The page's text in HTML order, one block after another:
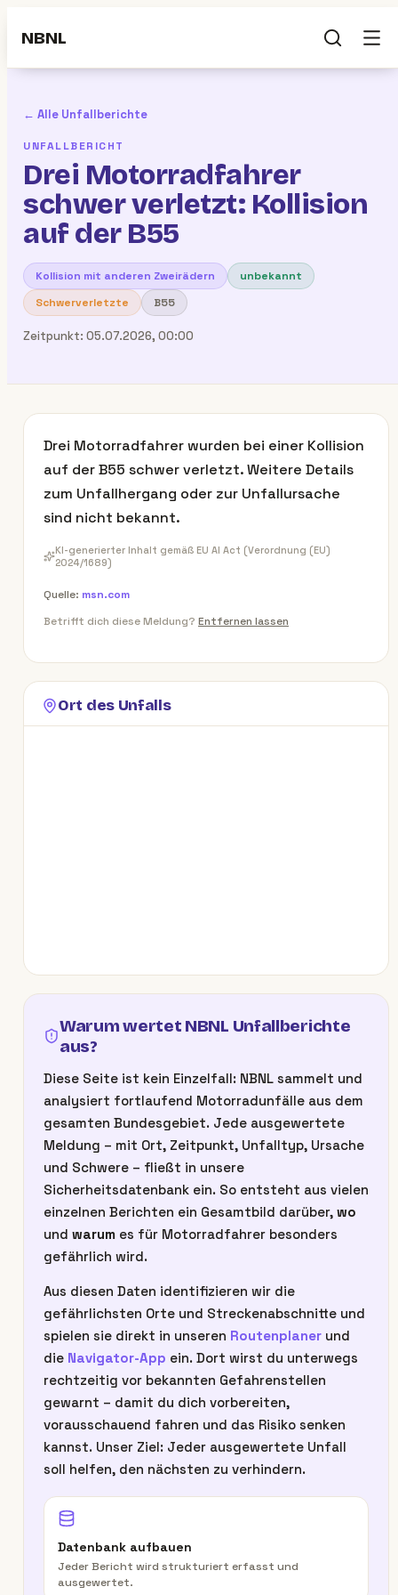
NBNL
← Alle Unfallberichte
UNFALLBERICHT
Drei Motorradfahrer
schwer verletzt: Kollision
auf der B55
Kollision mit anderen Zweirädern
unbekannt
Schwerverletzte
B55
Zeitpunkt: 05.07.2026, 00:00
Drei Motorradfahrer wurden bei einer Kollision
auf der B55 schwer verletzt. Weitere Details
zum Unfallhergang oder zur Unfallursache
sind nicht bekannt.
KI-generierter Inhalt gemäß EU AI Act (Verordnung (EU)
2024/1689)
Quelle: msn.com
Betrifft dich diese Meldung? Entfernen lassen
Ort des Unfalls
Warum wertet NBNL Unfallberichte
aus?
Diese Seite ist kein Einzelfall: NBNL sammelt und
analysiert fortlaufend Motorradunfälle aus dem
gesamten Bundesgebiet. Jede ausgewertete
Meldung – mit Ort, Zeitpunkt, Unfalltyp, Ursache
und Schwere – fließt in unsere
Sicherheitsdatenbank ein. So entsteht aus vielen
einzelnen Berichten ein Gesamtbild darüber, wo
und warum es für Motorradfahrer besonders
gefährlich wird.
Aus diesen Daten identifizieren wir die
gefährlichsten Orte und Streckenabschnitte und
spielen sie direkt in unseren Routenplaner und
die Navigator-App ein. Dort wirst du unterwegs
rechtzeitig vor bekannten Gefahrenstellen
gewarnt – damit du dich vorbereiten,
vorausschauend fahren und das Risiko senken
kannst. Unser Ziel: Jeder ausgewertete Unfall
soll helfen, den nächsten zu verhindern.
Datenbank aufbauen
Jeder Bericht wird strukturiert erfasst und
ausgewertet.